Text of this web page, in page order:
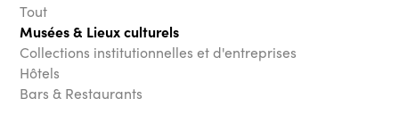
Tout
Musées & Lieux culturels
Collections institutionnelles et d'entreprises
Hôtels
Bars & Restaurants